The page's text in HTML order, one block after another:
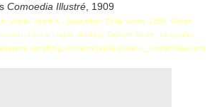
Comoedia Illustré , 1909
Vosrie, Vosrie A., Jean Alfred Emile Vosrie, 1865, Gilbert
Léonie Louise Goubely, Gilberte Vosrie, biographie,
archives/illustrateur__vosrie/index.html